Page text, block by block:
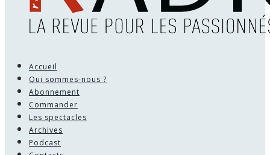
Accueil
Qui sommes-nous ?
Abonnement
Commander
Les spectacles
Archives
Podcast